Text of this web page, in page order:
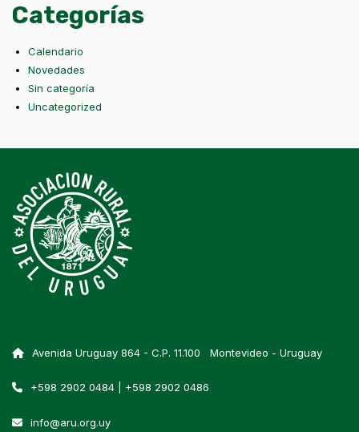
Categorías
Calendario
Novedades
Sin categoría
Uncategorized
Avenida Uruguay 864 - C.P. 11.100 Montevideo - Uruguay
+598 2902 0484 | +598 2902 0486
info@aru.org.uy